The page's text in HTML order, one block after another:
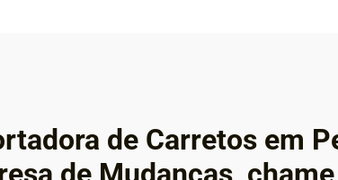
de Carretos em